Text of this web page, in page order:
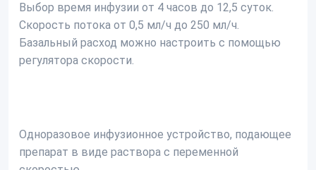
Выбор время инфузии от 4 часов до 12,5 суток.
Скорость потока от 0,5 мл/ч до 250 мл/ч.
Базальный расход можно настроить с помощью
регулятора скорости.
Одноразовое инфузионное устройство, подающее
препарат в виде раствора с переменной